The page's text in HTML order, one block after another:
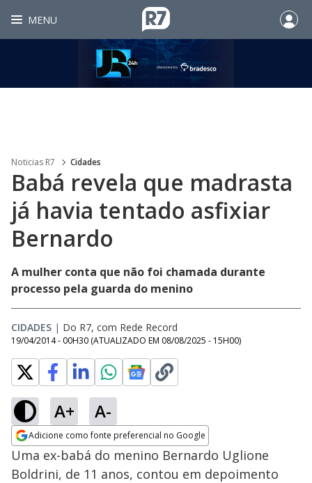
MENU
Noticias R7 Cidades
Babá revela que madrasta
já havia tentado asfixiar
Bernardo
A mulher conta que não foi chamada durante
processo pela guarda do menino
CIDADES | Do R7, com Rede Record
19/04/2014 - 00H30 (ATUALIZADO EM 08/08/2025 - 15H00)
A+ A-
Adicione como fonte preferencial no Google
Opens in new window
Uma ex-babá do menino Bernardo Uglione
Boldrini, de 11 anos, contou em depoimento